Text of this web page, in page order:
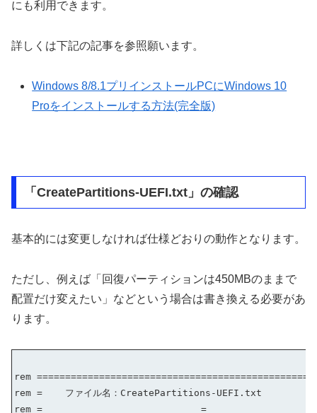
にも利用できます。
詳しくは下記の記事を参照願います。
Windows 8/8.1プリインストールPCにWindows 10
Proをインストールする方法(完全版)
「CreatePartitions-UEFI.txt」の確認
基本的には変更しなければ仕様どおりの動作となります。
ただし、例えば「回復パーティションは450MBのままで
配置だけ変えたい」などという場合は書き換える必要があ
ります。
rem
rem = ファイル名：CreatePartitions-UEFI.txt =
rem = =